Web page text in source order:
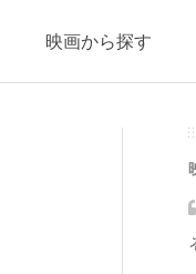
映画から探す